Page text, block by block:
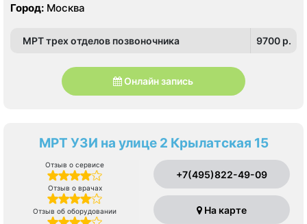
Город: Москва
МРТ трех отделов позвоночника 9700 p.
Онлайн запись
МРТ УЗИ на улице 2 Крылатская 15
Отзыв о сервисе
Отзыв о врачах
Отзыв об оборудовании
+7(495)822-49-09
На карте